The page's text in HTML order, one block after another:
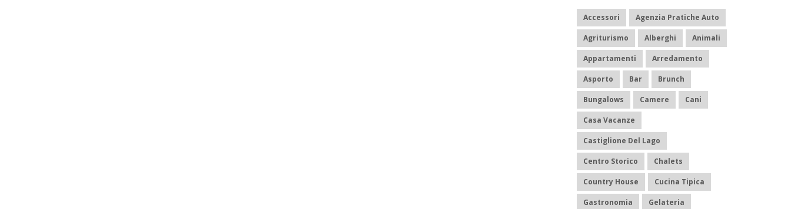
Accessori Agenzia Pratiche Auto
Agriturismo Alberghi Animali
Appartamenti Arredamento
Asporto Bar Brunch
Bungalows Camere Cani
Casa Vacanze
Castiglione Del Lago
Centro Storico Chalets
Country House Cucina Tipica
Gastronomia Gelateria